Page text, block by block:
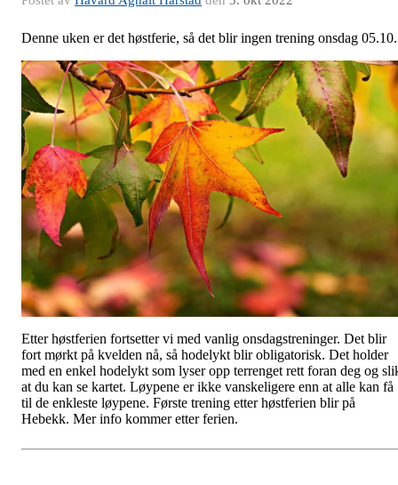
Denne uken er det høstferie, så det blir ingen trening onsdag
Etter høstferien fortsetter vi med vanlig onsdagstreninger. Det blir
fort mørkt på kvelden nå, så hodelykt blir obligatorisk. Det holder
med en enkel hodelykt som lyser opp terrenget rett foran deg og
at du kan se kartet. Løypene er ikke vanskeligere enn at alle kan få
til de enkleste løypene. Første trening etter høstferien blir på
Hebekk. Mer info kommer etter ferien.